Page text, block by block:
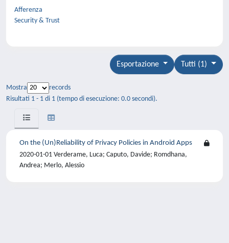
Afferenza
Security & Trust
Tutti (1)
Esportazione
Mostra
records
Risultati 1 - 1 di 1 (tempo di esecuzione: 0.0 secondi).
On the (Un)Reliability of Privacy Policies in Android Apps
2020-01-01 Verderame, Luca; Caputo, Davide; Romdhana,
Andrea; Merlo, Alessio